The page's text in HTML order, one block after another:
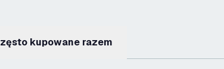
Często kupowane razem